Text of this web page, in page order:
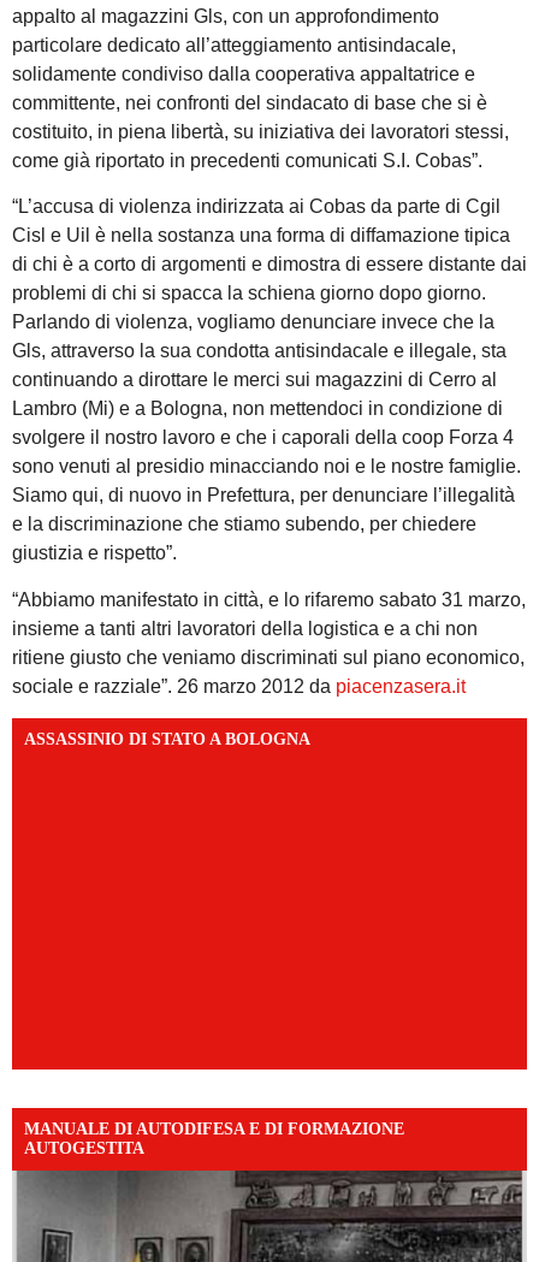
appalto al magazzini Gls, con un approfondimento
particolare dedicato all’atteggiamento antisindacale,
solidamente condiviso dalla cooperativa appaltatrice e
committente, nei confronti del sindacato di base che si è
costituito, in piena libertà, su iniziativa dei lavoratori stessi,
come già riportato in precedenti comunicati S.I. Cobas”.
“L’accusa di violenza indirizzata ai Cobas da parte di Cgil
Cisl e Uil è nella sostanza una forma di diffamazione tipica
di chi è a corto di argomenti e dimostra di essere distante dai
problemi di chi si spacca la schiena giorno dopo giorno.
Parlando di violenza, vogliamo denunciare invece che la
Gls, attraverso la sua condotta antisindacale e illegale, sta
continuando a dirottare le merci sui magazzini di Cerro al
Lambro (Mi) e a Bologna, non mettendoci in condizione di
svolgere il nostro lavoro e che i caporali della coop Forza 4
sono venuti al presidio minacciando noi e le nostre famiglie.
Siamo qui, di nuovo in Prefettura, per denunciare l’illegalità
e la discriminazione che stiamo subendo, per chiedere
giustizia e rispetto”.
“Abbiamo manifestato in città, e lo rifaremo sabato 31 marzo,
insieme a tanti altri lavoratori della logistica e a chi non
ritiene giusto che veniamo discriminati sul piano economico,
sociale e razziale”. 26 marzo 2012 da piacenzasera.it
ASSASSINIO DI STATO A BOLOGNA
MANUALE DI AUTODIFESA E DI FORMAZIONE
AUTOGESTITA